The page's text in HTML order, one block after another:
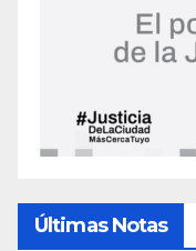
Últimas Notas